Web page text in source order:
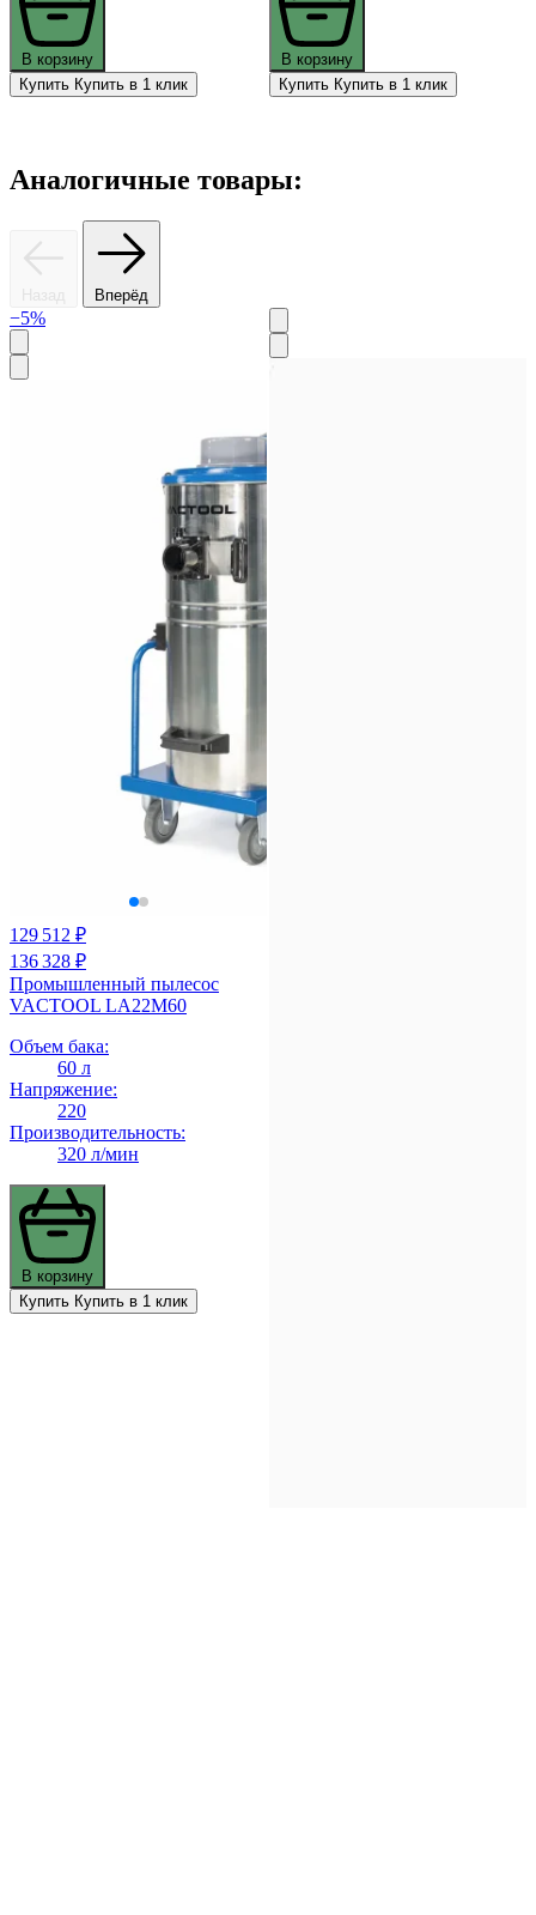
В корзину
Купить Купить в 1 клик
В корзину
Купить Купить в 1 клик
Аналогичные товары:
Назад Вперёд
−5%
129 512 ₽
136 328 ₽
Промышленный пылесос
VACTOOL LA22M60
Объем бака:
60 л
Напряжение:
220
Производительность:
320 л/мин
В корзину
Купить Купить в 1 клик